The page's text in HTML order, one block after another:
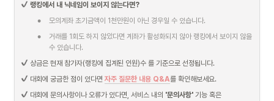
랭킹에서 내 닉네임이 보이지 않는다면?
• 모의계좌 초기금액이 1천만원이 아닌 경우일 수 있습니다.
•
거래를 1회도 하지 않았다면 계좌가 활성화되지 않아 랭킹에서 보이지 않을
수 있습니다.
상금은 현재 참가자(랭킹에 집계된 인원)수 를 기준으로 선정됩니다.
대회에 궁금한 점이 있다면 자주 질문한 내용 Q&A를 확인해보세요.
대회에 문의사항이나 오류가 있다면, 서비스 내의 '문의사항'